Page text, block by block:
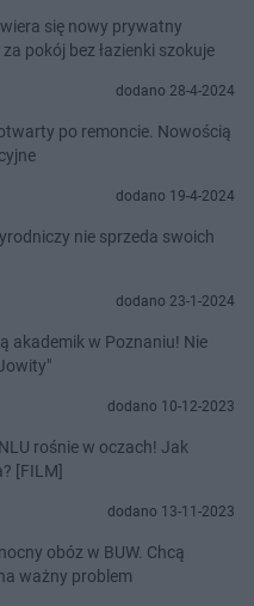
się nowy prywatny
pokój bez łazienki szokuje
dodano 28-4-2024
po remoncie. Nowością
dodano 19-4-2024
nie sprzeda swoich
dodano 23-1-2024
akademik w Poznaniu! Nie
dodano 10-12-2023
rośnie w oczach! Jak
[FILM]
dodano 13-11-2023
obóz w BUW. Chcą
ważny problem